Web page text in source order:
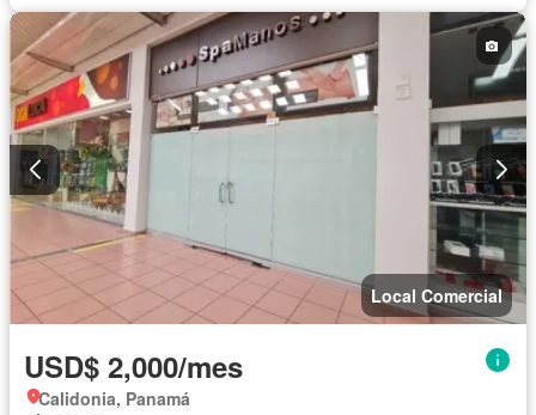
Local Comercial
USD$ 2,000/mes
Calidonia, Panamá